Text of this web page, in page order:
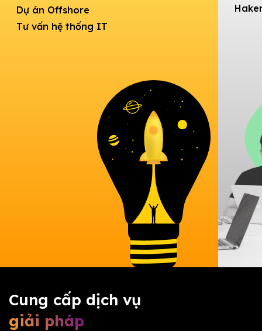
Dự án Offshore
Tư vấn hệ thống IT
Cung cấp dịch vụ
giải pháp